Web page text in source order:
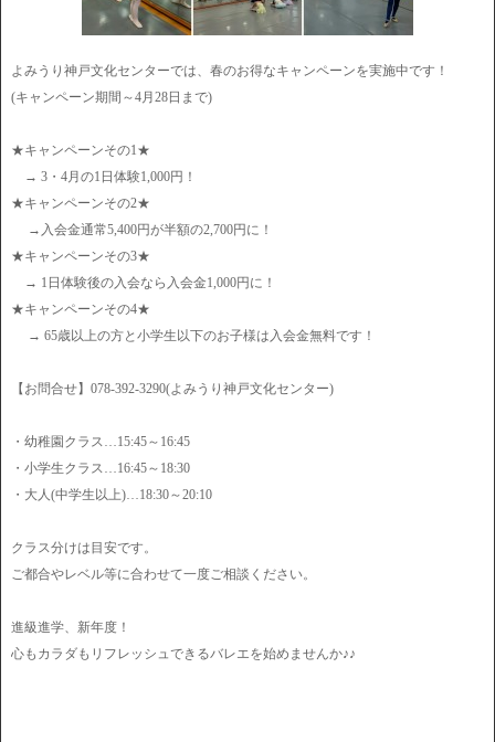
よみうり神戸文化センターでは、春のお得なキャンペーンを実施中です！
(キャンペーン期間～4月28日まで)
★キャンペーンその1★
→ 3・4月の1日体験1,000円！
★キャンペーンその2★
→入会金通常5,400円が半額の2,700円に！
★キャンペーンその3★
→ 1日体験後の入会なら入会金1,000円に！
★キャンペーンその4★
→ 65歳以上の方と小学生以下のお子様は入会金無料です！
【お問合せ】078-392-3290(よみうり神戸文化センター)
・幼稚園クラス…15:45～16:45
・小学生クラス…16:45～18:30
・大人(中学生以上)…18:30～20:10
クラス分けは目安です。
ご都合やレベル等に合わせて一度ご相談ください。
進級進学、新年度！
心もカラダもリフレッシュできるバレエを始めませんか♪♪